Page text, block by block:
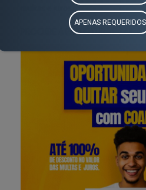
PROCURE A PREFEITURA E SAIBA